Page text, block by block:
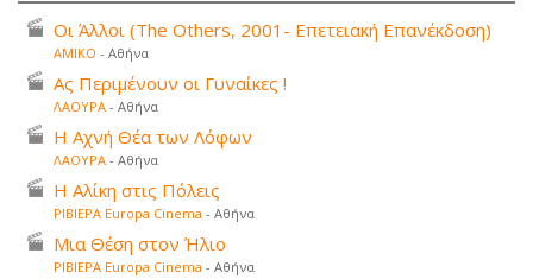
Οι Άλλοι (The Others, 2001- Επετειακή Επανέκδοση)
ΑΜΙΚΟ - Αθήνα
Ας Περιμένουν οι Γυναίκες !
ΛΑΟΥΡΑ - Αθήνα
Η Αχνή Θέα των Λόφων
ΛΑΟΥΡΑ - Αθήνα
Η Αλίκη στις Πόλεις
ΡΙΒΙΕΡΑ Europa Cinema - Αθήνα
Μια Θέση στον Ήλιο
ΡΙΒΙΕΡΑ Europa Cinema - Αθήνα